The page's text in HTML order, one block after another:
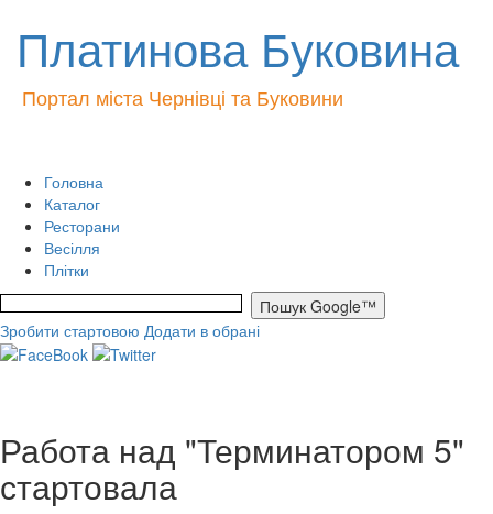
Платинова Буковина
Портал міста Чернівці та Буковини
Головна
Каталог
Ресторани
Весілля
Плітки
Зробити стартовою Додати в обрані
Работа над "Терминатором 5"
стартовала